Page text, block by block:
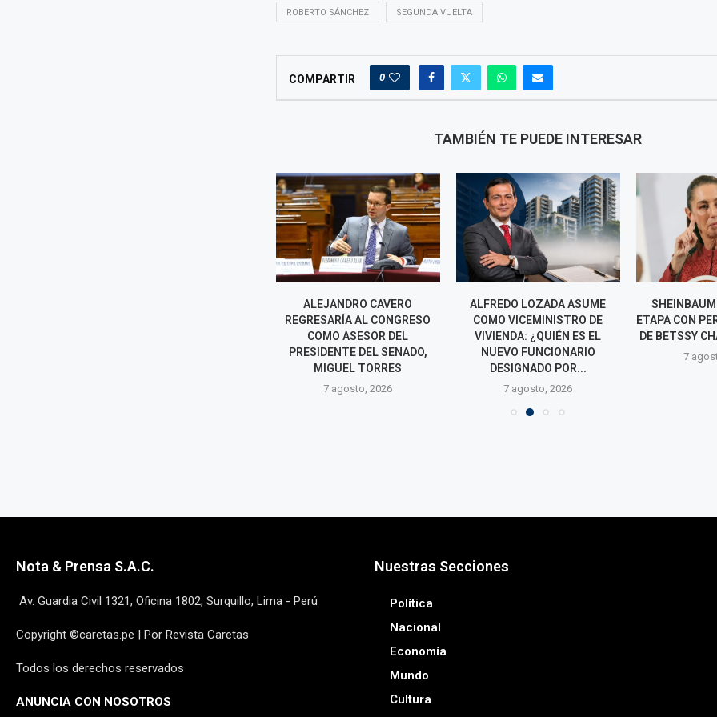
ROBERTO SÁNCHEZ SEGUNDA VUELTA
COMPARTIR 0
TAMBIÉN TE PUEDE INTERESAR
ALEJANDRO CAVERO
REGRESARÍA AL CONGRESO
COMO ASESOR DEL
PRESIDENTE DEL SENADO,
MIGUEL TORRES
7 agosto, 2026
ALFREDO LOZADA ASUME
COMO VICEMINISTRO DE
VIVIENDA: ¿QUIÉN ES EL
NUEVO FUNCIONARIO
DESIGNADO POR...
7 agosto, 2026
ETAPA CON
DE BETSSY
7
Nota & Prensa S.A.C.
Av. Guardia Civil 1321, Oficina 1802, Surquillo, Lima - Perú
Copyright ©caretas.pe | Por Revista Caretas
Todos los derechos reservados
ANUNCIA CON NOSOTROS
Nuestras Secciones
Política
Nacional
Economía
Mundo
Cultura